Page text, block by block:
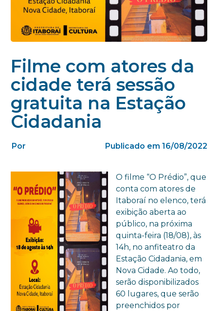
Filme com atores da
cidade terá sessão
gratuita na Estação
Cidadania
Por Publicado em 16/08/2022
O filme “O Prédio”, que
conta com atores de
Itaboraí no elenco, terá
exibição aberta ao
público, na próxima
quinta-feira (18/08), às
14h, no anfiteatro da
Estação Cidadania, em
Nova Cidade. Ao todo,
serão disponibilizados
60 lugares, que serão
preenchidos por